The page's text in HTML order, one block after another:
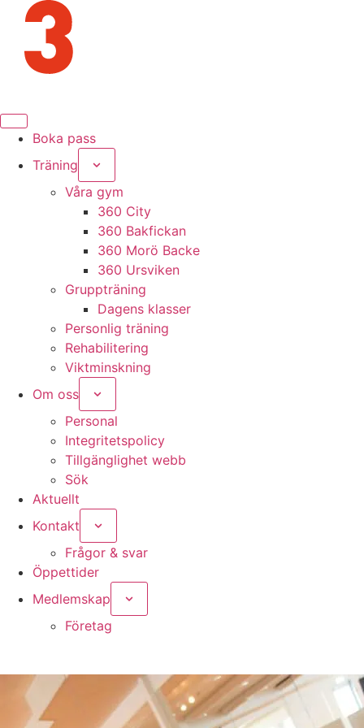
Boka pass
Träning
Våra gym
360 City
360 Bakfickan
360 Morö Backe
360 Ursviken
Gruppträning
Dagens klasser
Personlig träning
Rehabilitering
Viktminskning
Om oss
Personal
Integritetspolicy
Tillgänglighet webb
Sök
Aktuellt
Kontakt
Frågor & svar
Öppettider
Medlemskap
Företag
Nödvändiga
går inte att
att hemsidan
över huvud
taget ska